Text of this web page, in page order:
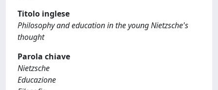
Titolo inglese
Philosophy and education in the young Nietzsche's
thought
Parola chiave
Nietzsche
Educazione